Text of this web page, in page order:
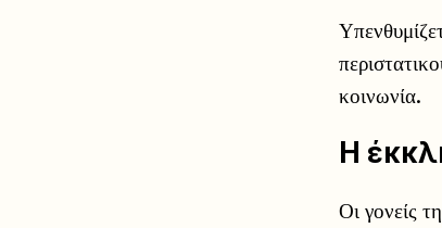
κοινωνία.
Η
Οι γονείς